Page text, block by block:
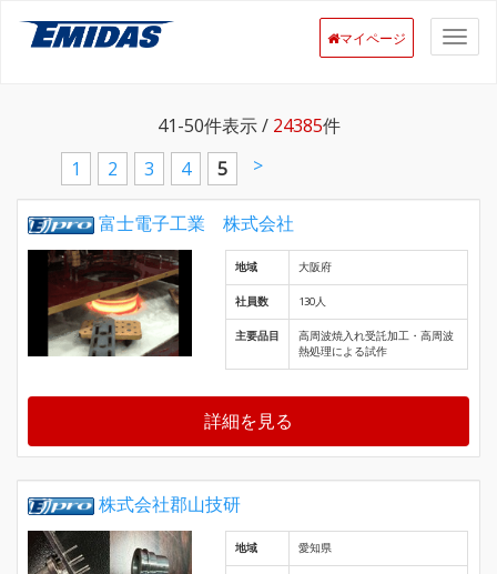
マイページ
41-50件表示 / 24385件
1
2 3 4 5 >
富士電子工業 株式会社
地域 大阪府
社員数 130人
主要品目
高周波焼入れ受託加工・高周波
熱処理による試作
詳細を見る
株式会社郡山技研
地域 愛知県